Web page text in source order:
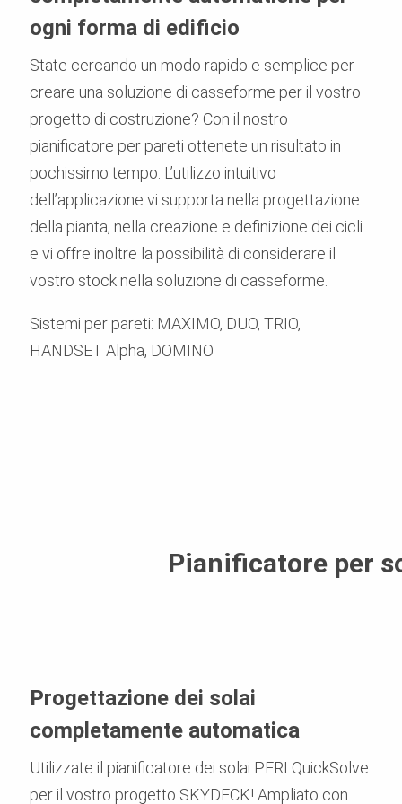
ogni forma di edificio
State cercando un modo rapido e semplice per
creare una soluzione di casseforme per il vostro
progetto di costruzione? Con il nostro
pianificatore per pareti ottenete un risultato in
pochissimo tempo. L’utilizzo intuitivo
dell’applicazione vi supporta nella progettazione
della pianta, nella creazione e definizione dei cicli
e vi offre inoltre la possibilità di considerare il
vostro stock nella soluzione di casseforme.
Sistemi per pareti: MAXIMO, DUO, TRIO,
HANDSET Alpha, DOMINO
Pianificatore per
Progettazione dei solai
completamente automatica
Utilizzate il pianificatore dei solai PERI QuickSolve
per il vostro progetto SKYDECK! Ampliato con